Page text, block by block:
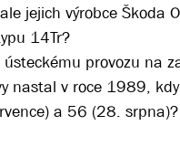
jejich výrobce Škoda
14Tr?
ústeckému provozu na
nastal v roce 1989,
a 56 (28. srpna)?